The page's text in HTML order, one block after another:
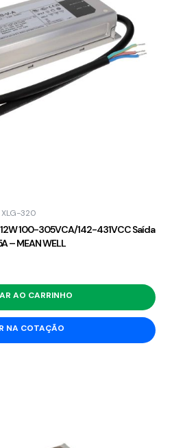
XLG-320
100-305VCA/142-431VCC Saída
– MEAN WELL
AO CARRINHO
NA COTAÇÃO